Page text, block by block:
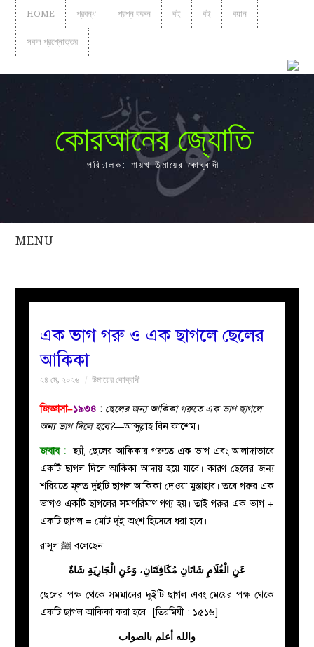
HOME প্রবন্ধ প্রশ্ন করুন বই বই বয়ান
সকল প্রশ্নোত্তর
কোরআনের জ্যোতি
পরিচালক: শায়খ উমায়ের কোব্বাদী
MENU
সকল
নারীদের
ইসলাহী
মজলিস
প্রশ্ন
এক ভাগ গরু ও এক ছাগলে ছেলের
আকিকা
২৪ মে, ২০২৬ উমায়ের কোব্বাদী
জিজ্ঞাসা–১৯৩৪ : ছেলের জন্য আকিকা গরুতে এক ভাগ ছাগলে
অন্য ভাগ দিলে হবে?—আব্দুল্লাহ বিন কাশেম।
জবাব : হ্যাঁ, ছেলের আকিকায় গরুতে এক ভাগ এবং আলাদাভাবে
একটি ছাগল দিলে আকিকা আদায় হয়ে যাবে। কারণ ছেলের জন্য
শরিয়তে মূলত দুইটি ছাগল আকিকা দেওয়া মুস্তাহাব। তবে গরুর এক
ভাগও একটি ছাগলের সমপরিমাণ গণ্য হয়। তাই গরুর এক ভাগ +
একটি ছাগল = মোট দুই অংশ হিসেবে ধরা হবে।
রাসূল ﷺ বলেছেন
عَنِ الْغُلَامِ شَاتَانِ مُكَافِئَتَانِ، وَعَنِ الْجَارِيَةِ شَاةٌ
ছেলের পক্ষ থেকে সমমানের দুইটি ছাগল এবং মেয়ের পক্ষ থেকে
একটি ছাগল আকিকা করা হবে। [তিরমিযী : ১৫১৬]
والله أعلم بالصواب